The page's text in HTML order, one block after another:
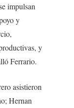
impulsan
y
y
Ferrario.
asistieron
Hernan